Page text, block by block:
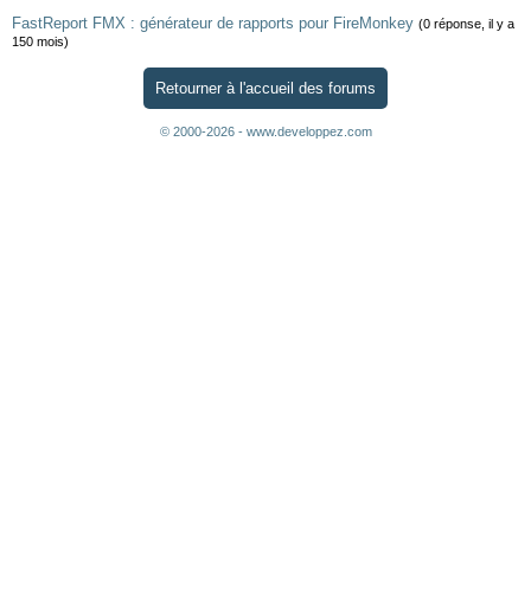
FastReport FMX : générateur de rapports pour FireMonkey (0 réponse, il y a
150 mois)
Retourner à l'accueil des forums
© 2000-2026 - www.developpez.com